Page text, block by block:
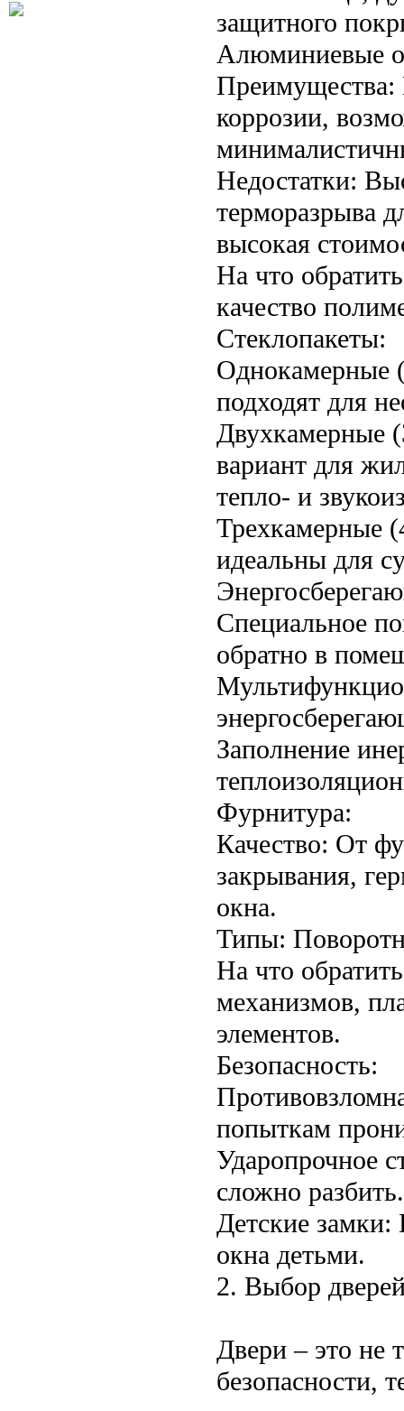
защитного
Алюминиевые
Преимущества:
коррозии,
Недостатки:
терморазрыва
высокая
На что
качество
Стеклопакеты:
Однокамерные
подходят для
Двухкамерные
вариант для
тепло- и
Трехкамерные
идеальны для
Специальное
обратно в
Заполнение
Фурнитура:
Качество: От
закрывания,
окна.
Типы:
На что
механизмов,
элементов.
Безопасность:
попыткам
Ударопрочное
сложно разбить.
Детские замки:
окна детьми.
2. Выбор
Двери – это не
безопасности,